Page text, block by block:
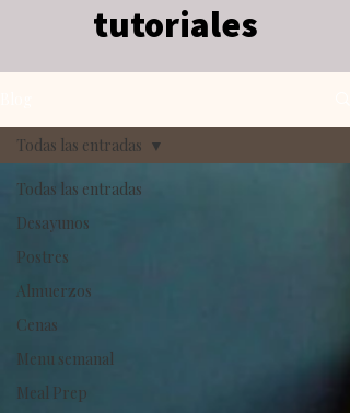
tutoriales
Todas las entradas
Desayunos
Postres
Almuerzos
Cenas
Menu semanal
Meal Prep
Todas las entradas